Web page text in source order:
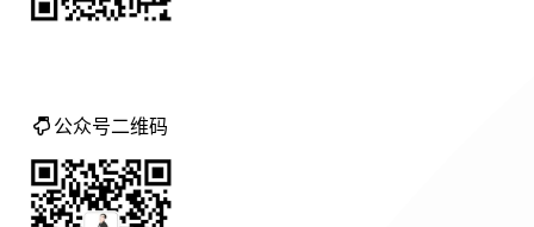
公众号二维码